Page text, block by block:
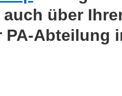
über
PA-Abteilung